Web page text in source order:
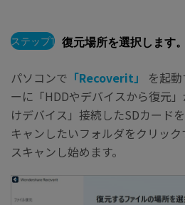
ステップ1 復元場所を選択します。
パソコンで 「Recoverit」
を起
ーに「HDDやデバイスから復元
けデバイス」接続したSDカード
キャンしたいフォルダをクリッ
スキャンし始めます。